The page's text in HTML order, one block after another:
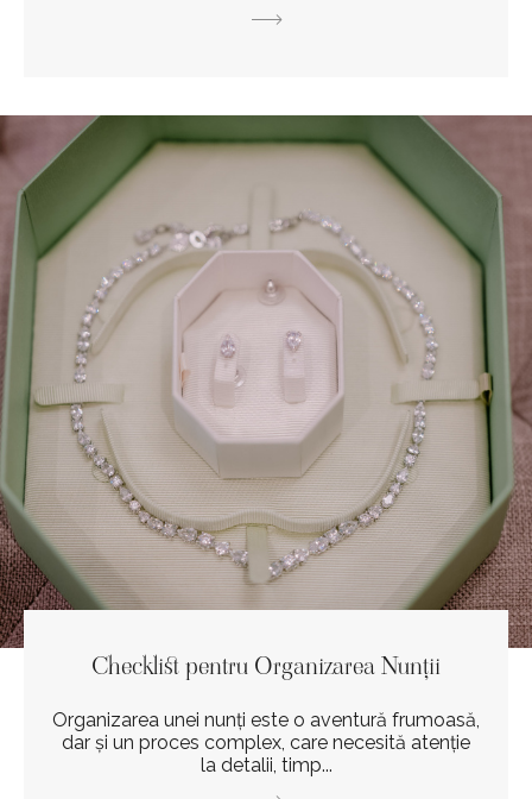
Checklist pentru Organizarea Nunții
Organizarea unei nunți este o aventură frumoasă,
dar și un proces complex, care necesită atenție
la detalii, timp...